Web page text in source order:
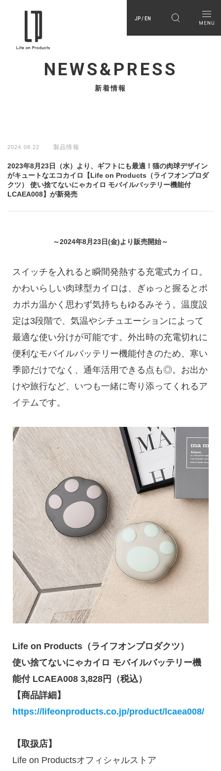
JP / EN
NEWS&PRESS
新着情報
2024.08.22 製品情報
2023年8月23日（水）より、ギフトにも最適！猫の肉球デザイン
がキュートなエコカイロ【Life on Products（ライフオンプロダ
クツ） 使い捨てないにゃカイロ モバイルバッテリー機能付
LCAEA008】が新発売
～2024年8月23日(金)より販売開始～
スイッチを入れると瞬間発熱する充電式カイロ。
かわいらしい肉球型カイロは、ぎゅっと握るとポ
カポカ温かく思わず気持ちもゆるみそう。温度設
定は3段階で、気温やシチュエーションによって
最適な使い分けが可能です。外出時の充電切れに
便利なモバイルバッテリー機能付きのため、寒い
季節だけでなく、通年活用できる点も◎。お出か
けや旅行など、いつも一緒に寄り添ってくれるア
イテムです。
Life on Products（ライフオンプロダクツ）
使い捨てないにゃカイロ モバイルバッテリー機
能付 LCAEA008 3,828円（税込）
【商品詳細】
https://lifeonproducts.co.jp/product/lcaea008/
【取扱店】
Life on Productsオフィシャルストア